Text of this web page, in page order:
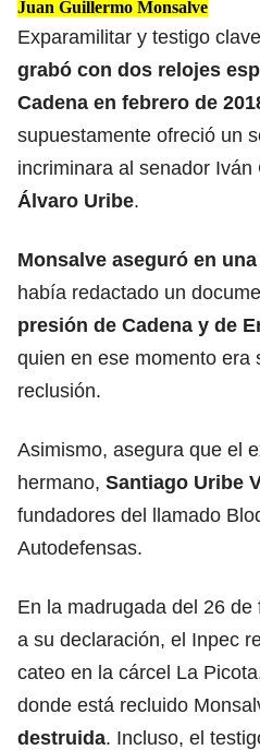
Juan Guillermo Monsalve
Exparamilitar y testigo
grabó con dos relojes
Cadena en febrero de
supuestamente ofreció un
incriminara al senador Iván
Álvaro Uribe.
Monsalve aseguró en
había redactado un
presión de Cadena y de
quien en ese momento era
reclusión.
Asimismo, asegura que el
hermano, Santiago Uribe
fundadores del llamado
Autodefensas.
En la madrugada del 26
a su declaración, el Inpec
cateo en la cárcel La
donde está recluido
destruida. Incluso, el